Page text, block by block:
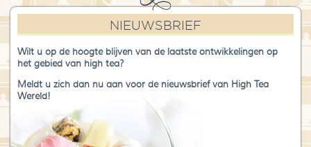
NIEUWSBRIEF
Wilt u op de hoogte blijven van de laatste ontwikkelingen op
het gebied van high tea?
Meldt u zich dan nu aan voor de nieuwsbrief van High Tea
Wereld!